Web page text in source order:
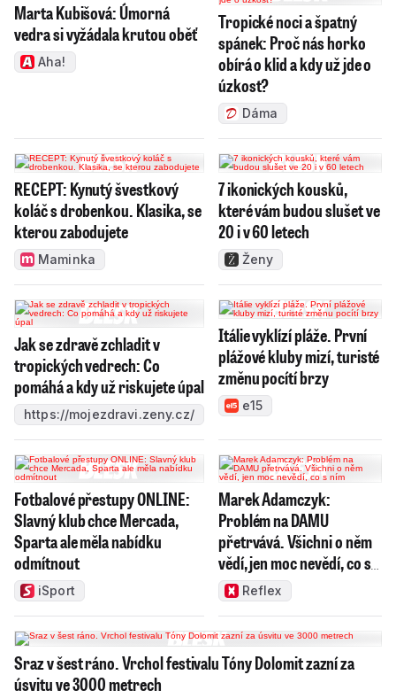
Marta Kubišová: Úmorná
vedra si vyžádala krutou oběť
Aha!
Tropické noci a špatný
spánek: Proč nás horko
obírá o klid a kdy už jde o
úzkost?
Dáma
RECEPT: Kynutý švestkový
koláč s drobenkou. Klasika, se
kterou zabodujete
Maminka
7 ikonických kousků,
které vám budou slušet ve
20 i v 60 letech
Ženy
Jak se zdravě zchladit v
tropických vedrech: Co
pomáhá a kdy už riskujete úpal
https://mojezdravi.zeny.cz/
Itálie vyklízí pláže. První
plážové kluby mizí, turisté
změnu pocítí brzy
e15
Fotbalové přestupy ONLINE:
Slavný klub chce Mercada,
Sparta ale měla nabídku
odmítnout
iSport
Marek Adamczyk:
Problém na DAMU
přetrvává. Všichni o něm
vědí, jen moc nevědí, co s
nímReflex
Sraz v šest ráno. Vrchol festivalu Tóny Dolomit zazní za
úsvitu ve 3000 metrech